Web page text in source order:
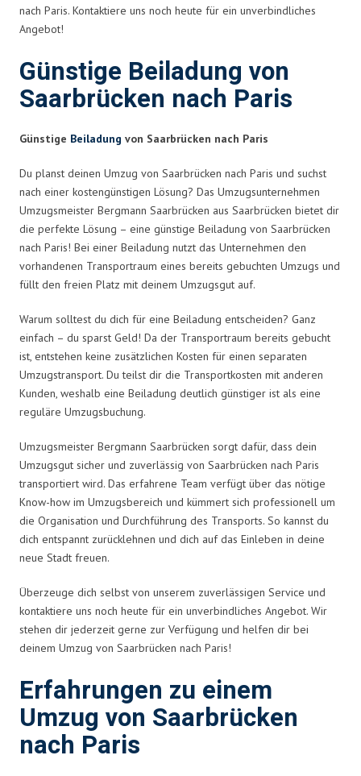
nach Paris. Kontaktiere uns noch heute für ein unverbindliches
Angebot!
Günstige Beiladung von
Saarbrücken nach Paris
Günstige Beiladung von Saarbrücken nach Paris
Du planst deinen Umzug von Saarbrücken nach Paris und suchst
nach einer kostengünstigen Lösung? Das Umzugsunternehmen
Umzugsmeister Bergmann Saarbrücken aus Saarbrücken bietet dir
die perfekte Lösung – eine günstige Beiladung von Saarbrücken
nach Paris! Bei einer Beiladung nutzt das Unternehmen den
vorhandenen Transportraum eines bereits gebuchten Umzugs und
füllt den freien Platz mit deinem Umzugsgut auf.
Warum solltest du dich für eine Beiladung entscheiden? Ganz
einfach – du sparst Geld! Da der Transportraum bereits gebucht
ist, entstehen keine zusätzlichen Kosten für einen separaten
Umzugstransport. Du teilst dir die Transportkosten mit anderen
Kunden, weshalb eine Beiladung deutlich günstiger ist als eine
reguläre Umzugsbuchung.
Umzugsmeister Bergmann Saarbrücken sorgt dafür, dass dein
Umzugsgut sicher und zuverlässig von Saarbrücken nach Paris
transportiert wird. Das erfahrene Team verfügt über das nötige
Know-how im Umzugsbereich und kümmert sich professionell um
die Organisation und Durchführung des Transports. So kannst du
dich entspannt zurücklehnen und dich auf das Einleben in deine
neue Stadt freuen.
Überzeuge dich selbst von unserem zuverlässigen Service und
kontaktiere uns noch heute für ein unverbindliches Angebot. Wir
stehen dir jederzeit gerne zur Verfügung und helfen dir bei
deinem Umzug von Saarbrücken nach Paris!
Erfahrungen zu einem
Umzug von Saarbrücken
nach Paris